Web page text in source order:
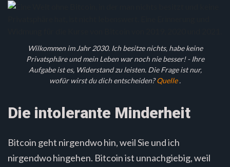
Wilkommen im Jahr 2030. Ich besitze nichts, habe keine
Privatsphäre und mein Leben war noch nie besser! - Ihre
Aufgabe ist es, Widerstand zu leisten. Die Frage ist nur,
wofür wirst du dich entscheiden?Quelle.
Die intolerante Minderheit
Bitcoin geht nirgendwo hin, weil Sie und ich
nirgendwo hingehen. Bitcoin ist unnachgiebig, weil